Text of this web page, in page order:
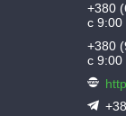
+380
с 9:00
+380
с 9:00